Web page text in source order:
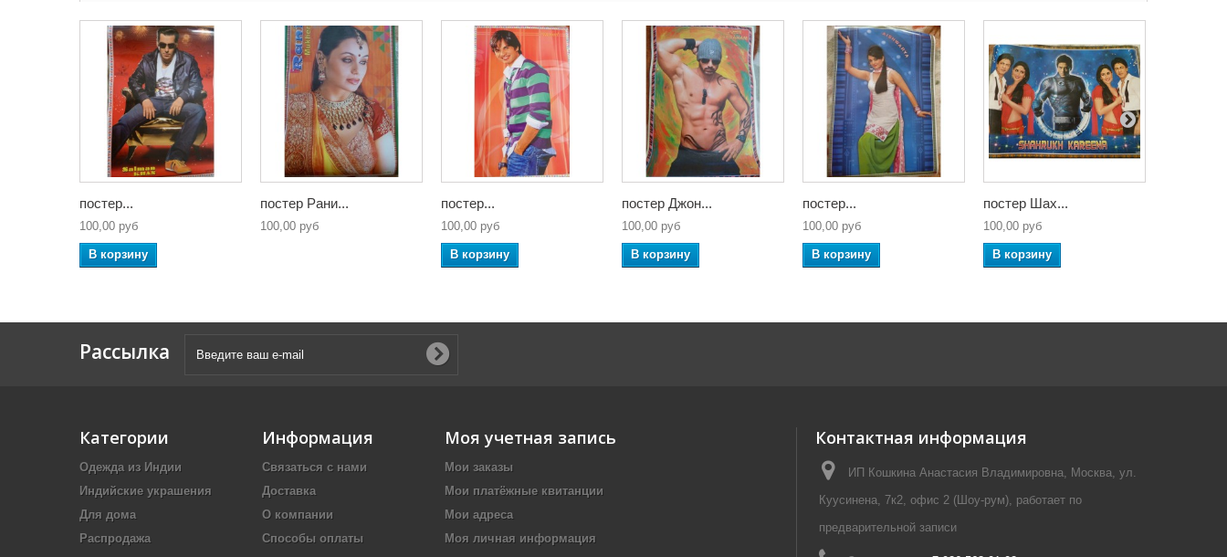
постер...
100,00 руб
В корзину
постер Рани...
100,00 руб
постер...
100,00 руб
В корзину
постер Джон...
100,00 руб
В корзину
постер...
100,00 руб
В корзину
постер Шах...
100,00 руб
В корзину
Рассылка
Категории
Одежда из Индии
Индийские украшения
Для дома
Распродажа
Информация
Связаться с нами
Доставка
О компании
Способы оплаты
Моя учетная запись
Мои заказы
Мои платёжные квитанции
Мои адреса
Моя личная информация
Контактная информация
ИП Кошкина Анастасия Владимировна, Москва, ул.
Куусинена, 7к2, офис 2 (Шоу-рум), работает по
предварительной записи